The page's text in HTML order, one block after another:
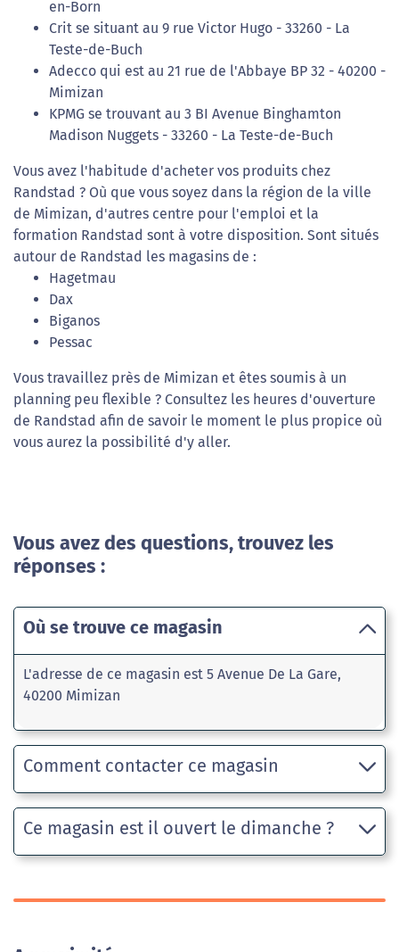
en-Born
Crit se situant au 9 rue Victor Hugo - 33260 - La
Teste-de-Buch
Adecco qui est au 21 rue de l'Abbaye BP 32 - 40200 -
Mimizan
KPMG se trouvant au 3 BI Avenue Binghamton
Madison Nuggets - 33260 - La Teste-de-Buch
Vous avez l'habitude d'acheter vos produits chez
Randstad ? Où que vous soyez dans la région de la ville
de Mimizan, d'autres centre pour l'emploi et la
formation Randstad sont à votre disposition. Sont situés
autour de Randstad les magasins de :
Hagetmau
Dax
Biganos
Pessac
Vous travaillez près de Mimizan et êtes soumis à un
planning peu flexible ? Consultez les heures d'ouverture
de Randstad afin de savoir le moment le plus propice où
vous aurez la possibilité d'y aller.
Vous avez des questions, trouvez les
réponses :
Où se trouve ce magasin
L'adresse de ce magasin est 5 Avenue De La Gare,
40200 Mimizan
Comment contacter ce magasin
Ce magasin est il ouvert le dimanche ?